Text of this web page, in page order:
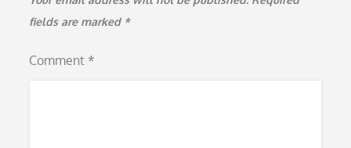
fields are marked *
Comment *